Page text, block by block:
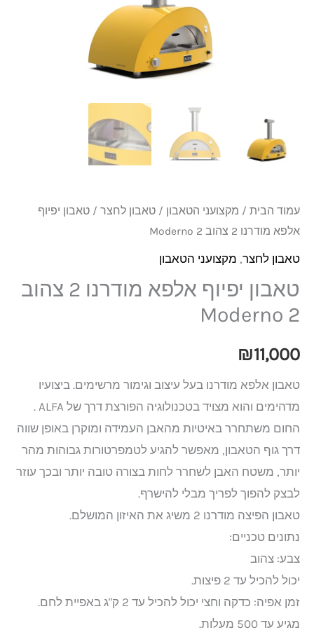
עמוד הבית / מקצועני הטאבון / טאבון לחצר / טאבון יפיוף
אלפא מודרנו 2 צהוב Moderno 2
טאבון לחצר, מקצועני הטאבון
טאבון יפיוף אלפא מודרנו 2 צהוב
Moderno 2
₪11,000
טאבון אלפא מודרנו בעל עיצוב וגימור מרשימים. ביצועיו
מדהימים והוא מצויד בטכנולוגיה הפורצת דרך של ALFA .
החום משתחרר באיטיות מהאבן העמידה ומוקרן באופן שווה
דרך גוף הטאבון, מאפשר להגיע לטמפרטורות גבוהות מהר
יותר, משטח האבן לשחרר לחות בצורה טובה יותר ובכך עוזר
לבצק להפוך לפריך מבלי להישרף.
טאבון הפיצה מודרנו 2 משיג את האיזון המושלם.
נתונים טכניים:
צבע: צהוב
יכול להכיל עד 2 פיצות.
זמן אפיה: כדקה וחצי יכול להכיל עד 2 ק"ג באפיית לחם.
מגיע עד 500 מעלות.